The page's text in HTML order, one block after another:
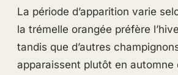
La période d’apparition varie
la trémelle orangée préfère
tandis que d’autres
apparaissent plutôt en automne